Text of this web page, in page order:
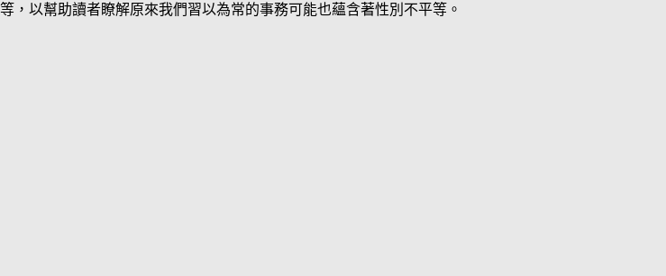
等，以幫助讀者瞭解原來我們習以為常的事務可能也蘊含著性別不平等。